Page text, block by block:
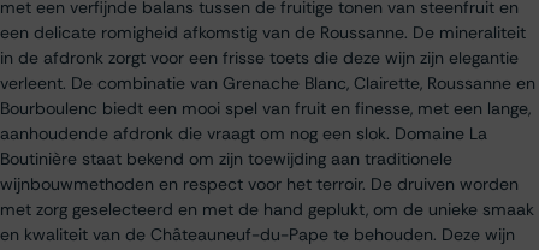
met een verfijnde balans tussen de fruitige tonen van steenfruit en
een delicate romigheid afkomstig van de Roussanne. De mineraliteit
in de afdronk zorgt voor een frisse toets die deze wijn zijn elegantie
verleent. De combinatie van Grenache Blanc, Clairette, Roussanne en
Bourboulenc biedt een mooi spel van fruit en finesse, met een lange,
aanhoudende afdronk die vraagt om nog een slok. Domaine La
Boutinière staat bekend om zijn toewijding aan traditionele
wijnbouwmethoden en respect voor het terroir. De druiven worden
met zorg geselecteerd en met de hand geplukt, om de unieke smaak
en kwaliteit van de Châteauneuf-du-Pape te behouden. Deze wijn